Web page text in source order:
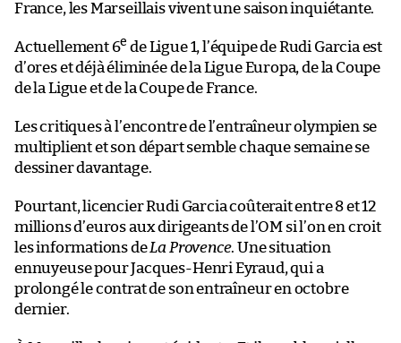
France, les Marseillais vivent une saison inquiétante.
Actuellement 6e de Ligue 1, l’équipe de Rudi Garcia est
d’ores et déjà éliminée de la Ligue Europa, de la Coupe
de la Ligue et de la Coupe de France.
Les critiques à l’encontre de l’entraîneur olympien se
multiplient et son départ semble chaque semaine se
dessiner davantage.
Pourtant, licencier Rudi Garcia coûterait entre 8 et 12
millions d’euros aux dirigeants de l’OM si l’on en croit
les informations deLa Provence. Une situation
ennuyeuse pour Jacques-Henri Eyraud, qui a
prolongé le contrat de son entraîneur en octobre
dernier.